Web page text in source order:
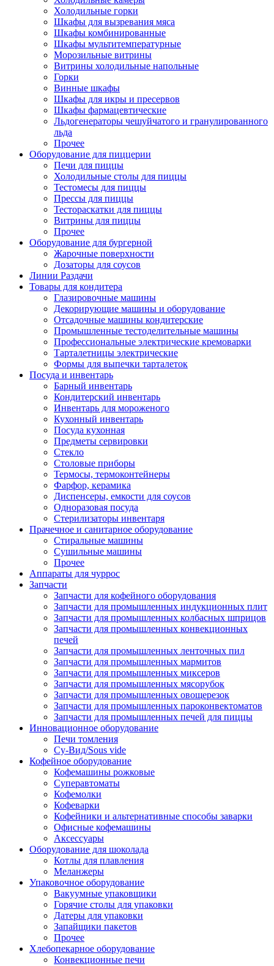
Холодильные горки
Шкафы для вызревания мяса
Шкафы комбинированные
Шкафы мультитемпературные
Морозильные витрины
Витрины холодильные напольные
Горки
Винные шкафы
Шкафы для икры и пресервов
Шкафы фармацевтические
Льдогенераторы чешуйчатого и гранулированного
льда
Прочее
Оборудование для пиццерии
Печи для пиццы
Холодильные столы для пиццы
Тестомесы для пиццы
Прессы для пиццы
Тестораскатки для пиццы
Витрины для пиццы
Прочее
Оборудование для бургерной
Жарочные поверхности
Дозаторы для соусов
Линии Раздачи
Товары для кондитера
Глазировочные машины
Декорирующие машины и оборудование
Отсадочные машины кондитерские
Промышленные тестоделительные машины
Профессиональные электрические кремоварки
Тарталетницы электрические
Формы для выпечки тарталеток
Посуда и инвентарь
Барный инвентарь
Кондитерский инвентарь
Инвентарь для мороженого
Кухонный инвентарь
Посуда кухонная
Предметы сервировки
Стекло
Столовые приборы
Термосы, термоконтейнеры
Фарфор, керамика
Диспенсеры, емкости для соусов
Одноразовая посуда
Стерилизаторы инвентаря
Прачечное и санитарное оборудование
Стиральные машины
Сушильные машины
Прочее
Аппараты для чуррос
Запчасти
Запчасти для кофейного оборудования
Запчасти для промышленных индукционных плит
Запчасти для промышленных колбасных шприцов
Запчасти для промышленных конвекционных
печей
Запчасти для промышленных ленточных пил
Запчасти для промышленных мармитов
Запчасти для промышленных миксеров
Запчасти для промышленных мясорубок
Запчасти для промышленных овощерезок
Запчасти для промышленных пароконвектоматов
Запчасти для промышленных печей для пиццы
Инновационное оборудование
Печи томления
Су-Вид/Sous vide
Кофейное оборудование
Кофемашины рожковые
Суперавтоматы
Кофемолки
Кофеварки
Кофейники и альтернативные способы заварки
Офисные кофемашины
Аксессуары
Оборудование для шоколада
Котлы для плавления
Меланжеры
Упаковочное оборудование
Вакуумные упаковщики
Горячие столы для упаковки
Датеры для упаковки
Запайщики пакетов
Прочее
Хлебопекарное оборудование
Конвекционные печи